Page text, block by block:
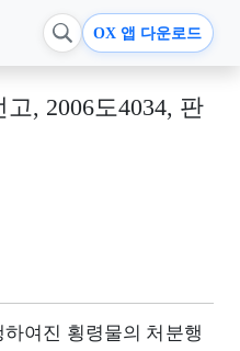
OX 앱 다운로드
, 2006도4034, 판
여진 횡령물의 처분행